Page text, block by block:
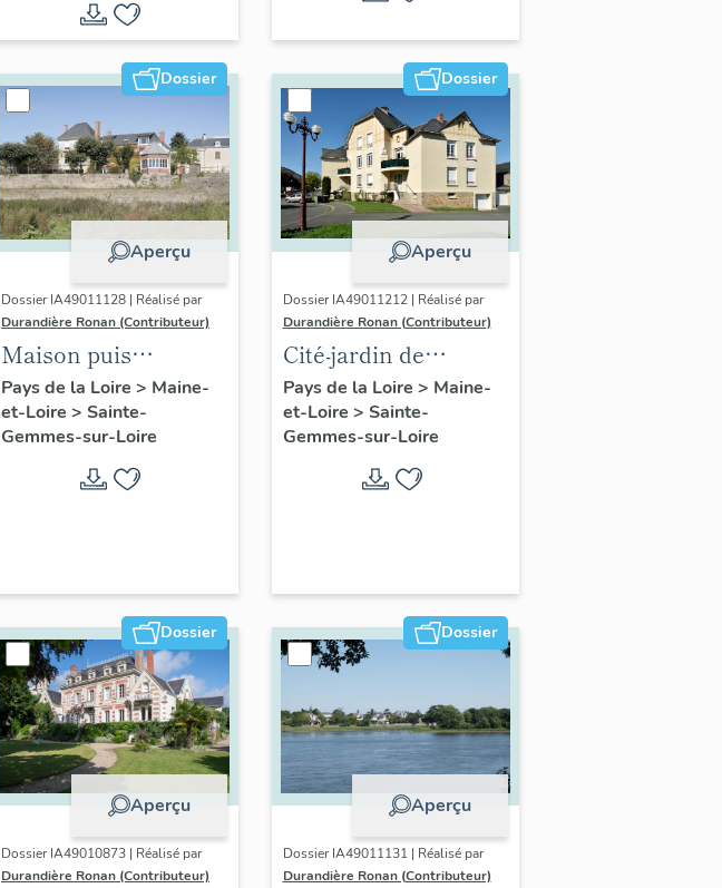
Dossier
Aperçu
Dossier IA49011128 | Réalisé par
Durandière Ronan (Contributeur)
Maison puis
restaurant dit le
Pavillon Bleu, 31 bis
rue Port-Thibault
Pays de la Loire > Maine-
et-Loire > Sainte-
Gemmes-sur-Loire
Dossier
Aperçu
Dossier IA49011212 | Réalisé par
Durandière Ronan (Contributeur)
Cité-jardin de
l'hôpital de Sainte-
Gemmes-sur-Loire,
dite cité-jardin du
Champ-de-la-Croix
Pays de la Loire > Maine-
et-Loire > Sainte-
Gemmes-sur-Loire
Dossier
Aperçu
Dossier IA49010873 | Réalisé par
Durandière Ronan (Contributeur)
Dossier
Aperçu
Dossier IA49011131 | Réalisé par
Durandière Ronan (Contributeur)